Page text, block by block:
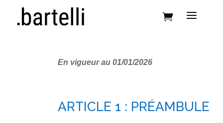

En vigueur au 01/01/2026
ARTICLE 1 : PRÉAMBULE